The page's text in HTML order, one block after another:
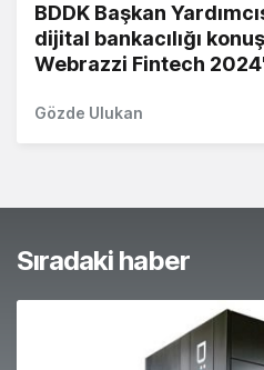
BDDK Başkan
dijital bankacılığı
Webrazzi Fintech
Gözde Ulukan
Sıradaki haber